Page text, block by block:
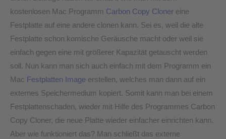
kostenlosen Mac Programm Carbon Copy Cloner eine
Festplatte auf eine andere clonen kann. Sei es, weil die alte
Festplatte schon komische Geräusche macht oder weil sie
einfach gegen eine mit größerer Kapazität getauscht werden
soll. Nun kann man sich auch einfach mit dem Programm ein
Mac Festplatten Image erstellen, welches man dann auf ein
externes Speichermedium kopiert. Somit kann man bei einem
Festplattenschaden, wieder mit Hilfe des Programmes Carbon
Copy Cloner, die neue Platte wieder einfacher einrichten kann.
Aber wie funktioniert das? Man schließt das externe